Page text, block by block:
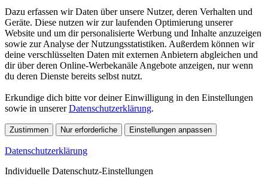
Dazu erfassen wir Daten über unsere Nutzer, deren Verhalten und
Geräte. Diese nutzen wir zur laufenden Optimierung unserer
Website und um dir personalisierte Werbung und Inhalte anzuzeigen
sowie zur Analyse der Nutzungsstatistiken. Außerdem können wir
deine verschlüsselten Daten mit externen Anbietern abgleichen und
dir über deren Online-Werbekanäle Angebote anzeigen, nur wenn
du deren Dienste bereits selbst nutzt.
Erkundige dich bitte vor deiner Einwilligung in den Einstellungen
sowie in unsererDatenschutzerklärung.
Zustimmen Nur erforderliche Einstellungen anpassen
Datenschutzerklärung
Individuelle Datenschutz-Einstellungen